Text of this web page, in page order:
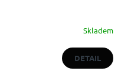
Skladem
DETAIL